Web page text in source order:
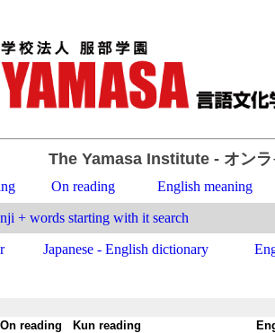
The Yamasa Institute- オンラ
On reading English meaning
+ words starting with it search
Japanese - English dictionary
On reading Kun reading